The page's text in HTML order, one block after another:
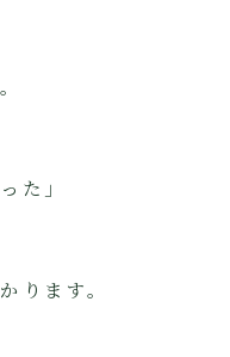
た」
ります。